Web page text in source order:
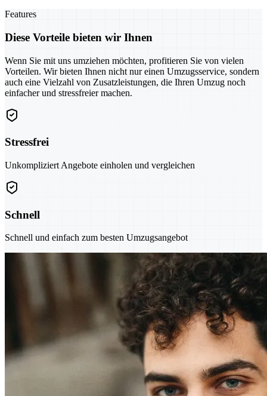
Features
Diese Vorteile bieten wir Ihnen
Wenn Sie mit uns umziehen möchten, profitieren Sie von vielen
Vorteilen. Wir bieten Ihnen nicht nur einen Umzugsservice, sondern
auch eine Vielzahl von Zusatzleistungen, die Ihren Umzug noch
einfacher und stressfreier machen.
Stressfrei
Unkompliziert Angebote einholen und vergleichen
Schnell
Schnell und einfach zum besten Umzugsangebot